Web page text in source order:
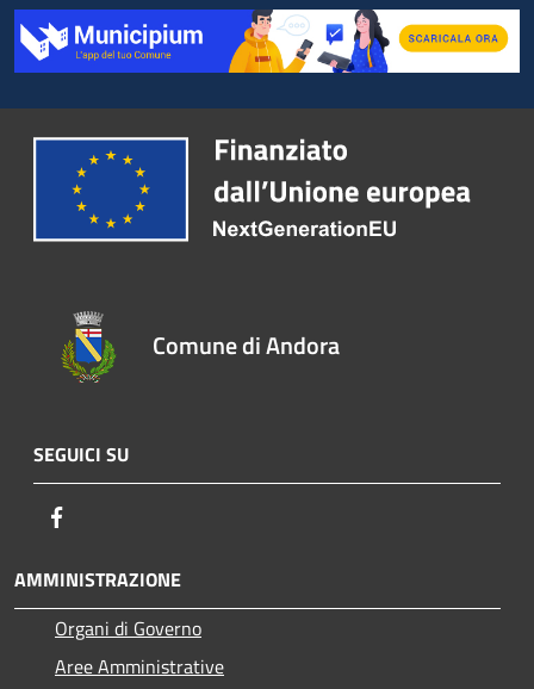
Comune di Andora
SEGUICI SU
AMMINISTRAZIONE
Organi di Governo
Aree Amministrative